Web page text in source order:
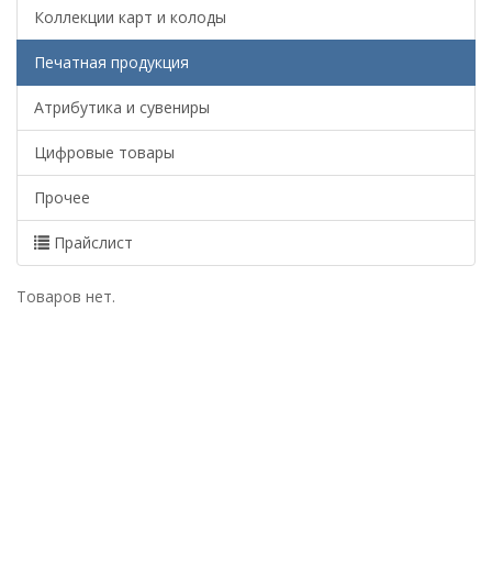
Коллекции карт и колоды
Печатная продукция
Атрибутика и сувениры
Цифровые товары
Прочее
Прайслист
Товаров нет.